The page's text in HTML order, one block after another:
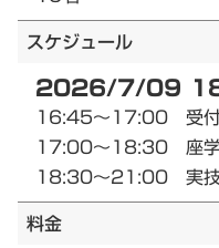
スケジュール
2026/7/09
16:45～17:00 受
17:00～18:30 座
18:30～21:00 実
料金